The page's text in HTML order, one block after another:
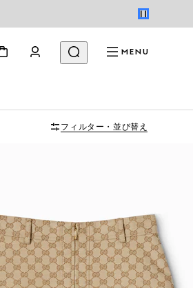
MENU
フィルター・並び替え